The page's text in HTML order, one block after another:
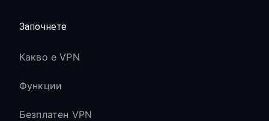
Започнете
Какво е VPN
Функции
Безплатен VPN